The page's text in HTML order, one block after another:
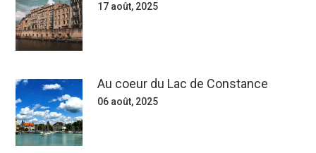
17 août, 2025
Au coeur du Lac de Constance
06 août, 2025